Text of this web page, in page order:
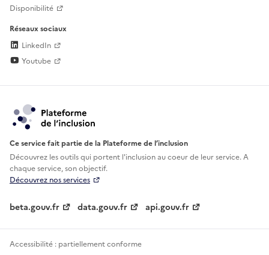
Disponibilité
Réseaux sociaux
LinkedIn
Youtube
Ce service fait partie de la Plateforme de l’inclusion
Découvrez les outils qui portent l'inclusion aucoeur de leur service. A
chaque service, son objectif.
Découvrez nos services
beta.gouv.fr data.gouv.fr api.gouv.fr
Accessibilité : partiellement conforme